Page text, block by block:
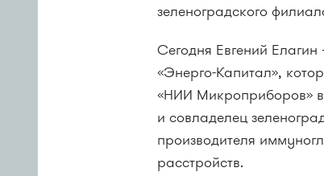
зеленоградского
Сегодня Евгений
«Энерго-Капитал»,
«НИИ Микроприборов»
и совладелец
производителя
расстройств.